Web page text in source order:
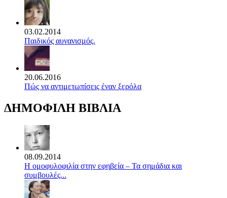
03.02.2014
Παιδικός αυνανισμός.
20.06.2016
Πώς να αντιμετωπίσεις έναν ξερόλα
ΔΗΜΟΦΙΛΗ ΒΙΒΛΙΑ
08.09.2014
Η ομοφυλοφιλία στην εφηβεία – Τα σημάδια και
συμβουλές...